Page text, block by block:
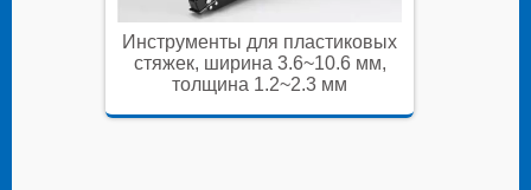
Инструменты для пластиковых
стяжек, ширина 3.6~10.6 мм,
толщина 1.2~2.3 мм